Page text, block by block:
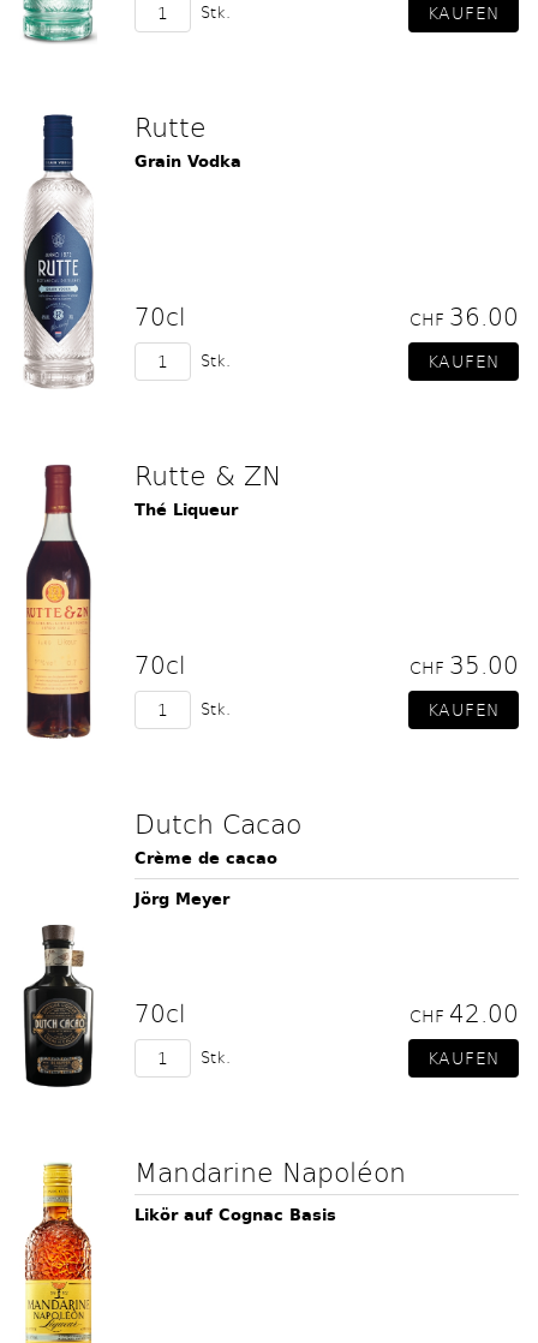
Stk.
Rutte
Grain Vodka
70cl CHF 36.00
Stk.
Rutte & ZN
Thé Liqueur
70cl CHF 35.00
Stk.
Dutch Cacao
Crème de cacao
Jörg Meyer
70cl CHF 42.00
Stk.
Mandarine Napoléon
Likör auf Cognac Basis